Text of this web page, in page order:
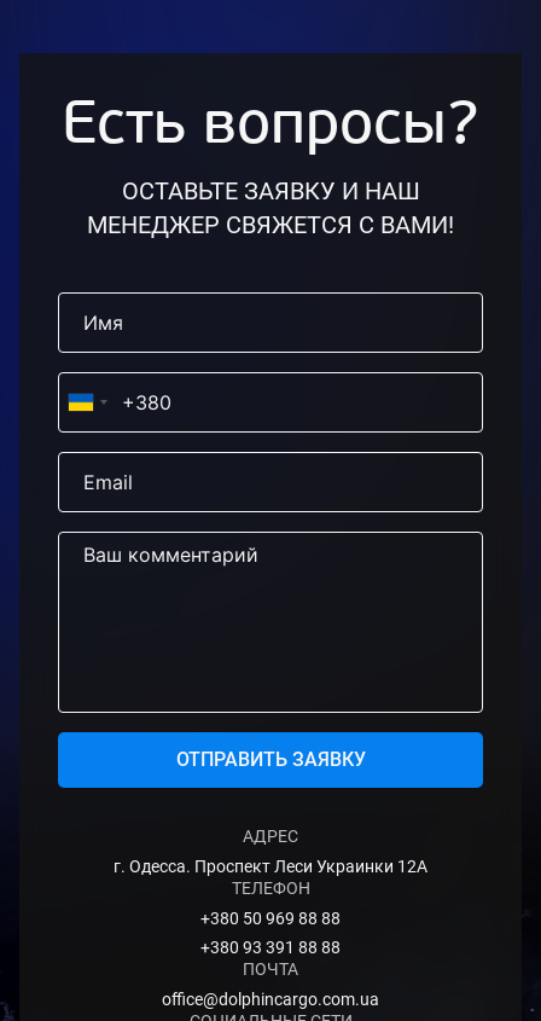
Есть вопросы?
ОСТАВЬТЕ ЗАЯВКУ И НАШ
МЕНЕДЖЕР СВЯЖЕТСЯ С ВАМИ!
ОТПРАВИТЬ ЗАЯВКУ
АДРЕС
г. Одесса. Проспект Леси Украинки 12А
ТЕЛЕФОН
+380 50 969 88 88
+380 93 391 88 88
ПОЧТА
office@dolphincargo.com.ua